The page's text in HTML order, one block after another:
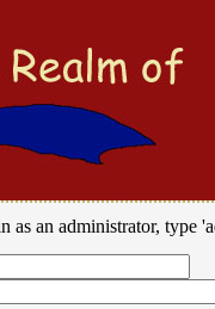
as an administrator, type